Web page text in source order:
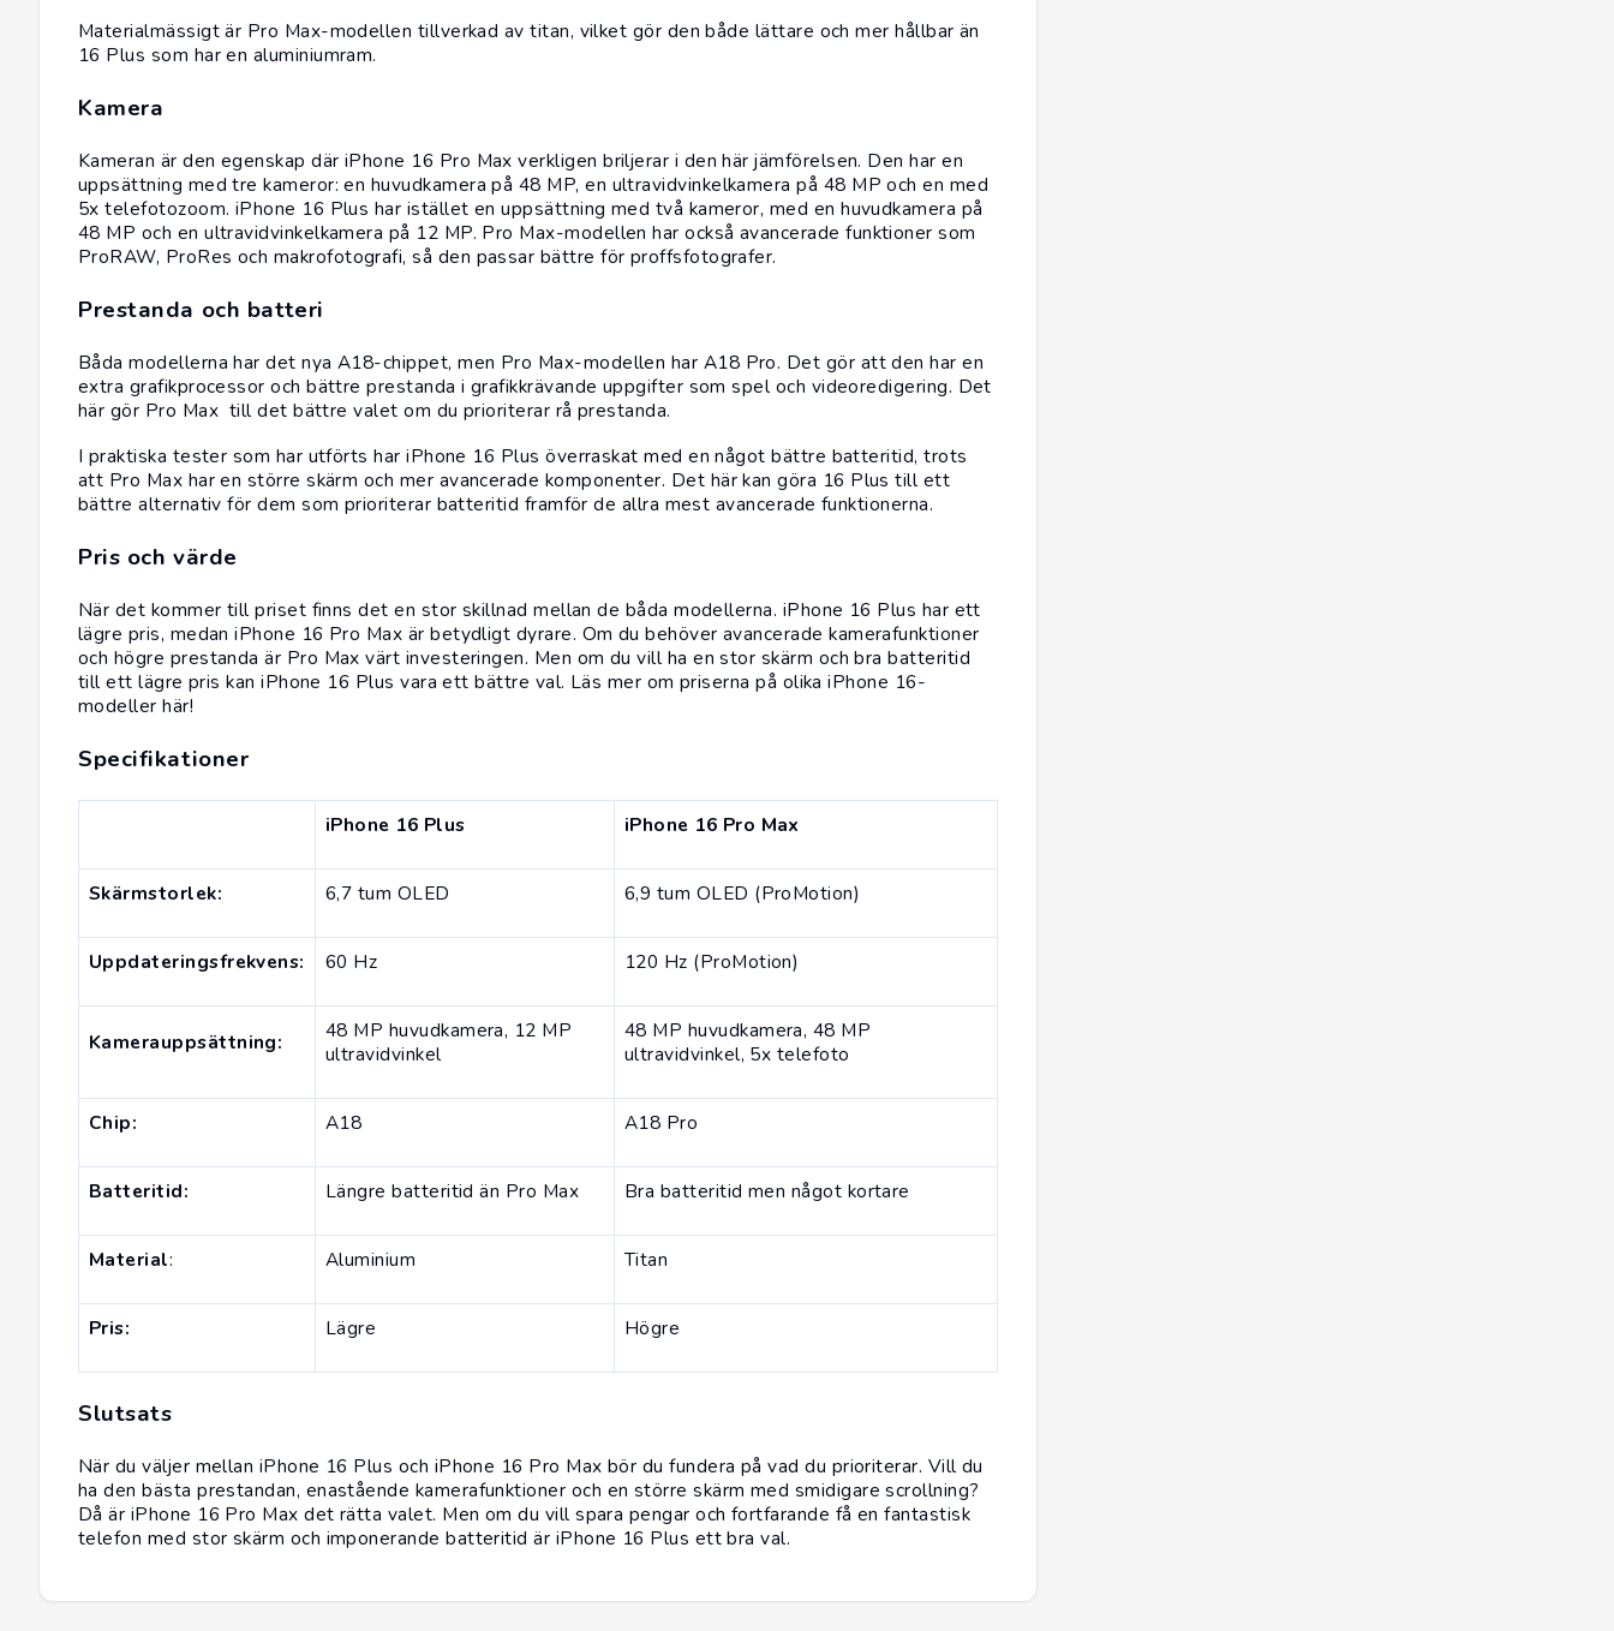
Materialmässigt är Pro Max-modellen tillverkad av titan, vilket gör den både lättare och mer hållbar än
16 Plus som har en aluminiumram.
Kamera
Kameran är den egenskap där iPhone 16 Pro Max verkligen briljerar i den här jämförelsen. Den har en
uppsättning med tre kameror: en huvudkamera på 48 MP, en ultravidvinkelkamera på 48 MP och en med
5x telefotozoom. iPhone 16 Plus har istället en uppsättning med två kameror, med en huvudkamera på
48 MP och en ultravidvinkelkamera på 12 MP. Pro Max-modellen har också avancerade funktioner som
ProRAW, ProRes och makrofotografi, så den passar bättre för proffsfotografer.
Prestanda och batteri
Båda modellerna har det nya A18-chippet, men Pro Max-modellen har A18 Pro. Det gör att den har en
extra grafikprocessor och bättre prestanda i grafikkrävande uppgifter som spel och videoredigering. Det
här gör Pro Max till det bättre valet om du prioriterar rå prestanda.
I praktiska tester som har utförts har iPhone 16 Plus överraskat med en något bättre batteritid, trots
att Pro Max har en större skärm och mer avancerade komponenter. Det här kan göra 16 Plus till ett
bättre alternativ för dem som prioriterar batteritid framför de allra mest avancerade funktionerna.
Pris och värde
När det kommer till priset finns det en stor skillnad mellan de båda modellerna. iPhone 16 Plus har ett
lägre pris, medan iPhone 16 Pro Max är betydligt dyrare. Om du behöver avancerade kamerafunktioner
och högre prestanda är Pro Max värt investeringen. Men om du vill ha en stor skärm och bra batteritid
till ett lägre pris kan iPhone 16 Plus vara ett bättre val. Läs mer om priserna på olika iPhone 16-
modeller här!
Specifikationer
iPhone 16 Plus iPhone 16 Pro Max
Skärmstorlek: 6,7 tum OLED 6,9 tum OLED (ProMotion)
Uppdateringsfrekvens: 60 Hz 120 Hz (ProMotion)
Kamerauppsättning:
48 MP huvudkamera, 12 MP
ultravidvinkel
48 MP huvudkamera, 48 MP
ultravidvinkel, 5x telefoto
Chip: A18 A18 Pro
Batteritid: Längre batteritid än Pro Max Bra batteritid men något kortare
Material: Aluminium Titan
Pris: Lägre Högre
Slutsats
När du väljer mellan iPhone 16 Plus och iPhone 16 Pro Max bör du fundera på vad du prioriterar. Vill du
ha den bästa prestandan, enastående kamerafunktioner och en större skärm med smidigare scrollning?
Då är iPhone 16 Pro Max det rätta valet. Men om du vill spara pengar och fortfarande få en fantastisk
telefon med stor skärm och imponerande batteritid är iPhone 16 Plus ett bra val.